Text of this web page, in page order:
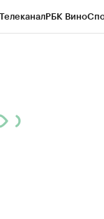
ТелеканалРБК Вино